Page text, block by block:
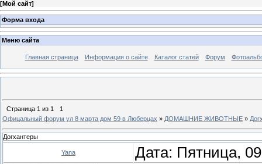
[Мой сайт]
Форма входа
Меню сайта
Главная страница Информация о сайте Каталог статей Форум
Страница 1 из 1
1
Офицальный форум ул 8 марта дом 59 в Люберцах » ДОМАШНИЕ ЖИВОТНЫЕ »
Догхантеры
Yana Дата: Пятница,